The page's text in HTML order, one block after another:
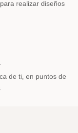
realizar diseños
de ti, en puntos de